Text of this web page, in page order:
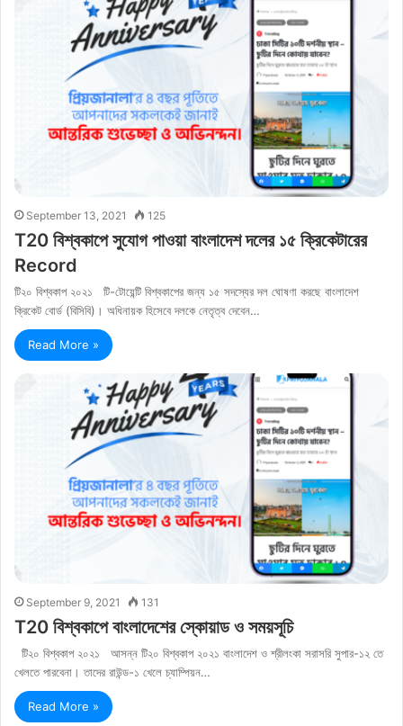
September 13, 2021 125
T20 বিশ্বকাপে সুযোগ পাওয়া বাংলাদেশ দলের ১৫ ক্রিকেটারের
Record
টি২০ বিশ্বকাপ ২০২১ টি-টোয়েন্টি বিশ্বকাপের জন্য ১৫ সদস্যের দল ঘোষণা করছে বাংলাদেশ
ক্রিকেট বোর্ড (বিসিবি)। অধিনায়ক হিসেবে দলকে নেতৃত্ব দেবেন…
Read More »
September 9, 2021 131
T20 বিশ্বকাপে বাংলাদেশের স্কোয়াড ও সময়সূচি
টি২০ বিশ্বকাপ ২০২১ আসন্ন টি২০ বিশ্বকাপ ২০২১ বাংলাদেশ ও শ্রীলংকা সরাসরি সুপার-১২ তে
খেলতে পারবেনা। তাদের রাউন্ড-১ খেলে চ্যাম্পিয়ন…
Read More »